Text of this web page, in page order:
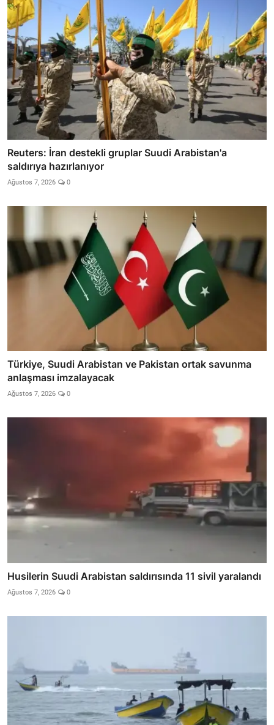
Reuters: İran destekli gruplar Suudi Arabistan'a
saldırıya hazırlanıyor
Ağustos 7, 2026 0
Türkiye, Suudi Arabistan ve Pakistan ortak savunma
anlaşması imzalayacak
Ağustos 7, 2026 0
Husilerin Suudi Arabistan saldırısında 11 sivil yaralandı
Ağustos 7, 2026 0